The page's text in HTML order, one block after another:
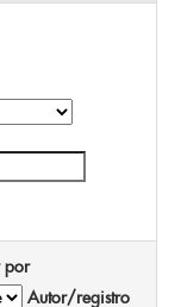
por
Autor/registro